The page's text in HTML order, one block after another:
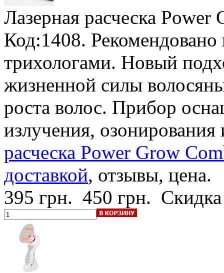
Лазерная расческа Power
Код:1408.
трихологами. Новый
жизненной силы
роста волос. Прибор
излучения,
расческа Power Grow
доставкой, отзывы, цена.
395 грн. 450 грн.